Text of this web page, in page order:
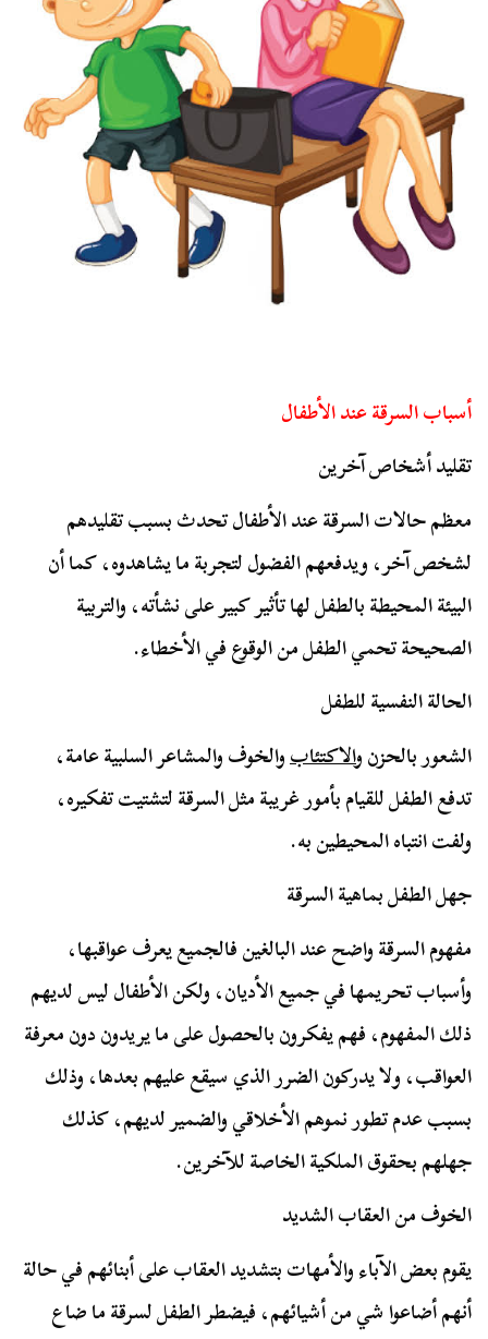
أسباب السرقة عند الأطفال
تقليد أشخاص آخرين
معظم حالات السرقة عند الأطفال تحدث بسبب تقليدهم
لشخص آخر، ويدفعهم الفضول لتجربة ما يشاهدوه، كما أن
البيئة المحيطة بالطفل لها تأثير كبير على نشأته، والتربية
الصحيحة تحمي الطفل من الوقوع في الأخطاء.
الحالة النفسية للطفل
الشعور بالحزنوالاكتئابوالخوف والمشاعر السلبية عامة،
تدفع الطفل للقيام بأمور غريبة مثل السرقة لتشتيت تفكيره،
ولفت انتباه المحيطين به.
جهل الطفل بماهية السرقة
مفهوم السرقة واضح عند البالغين فالجميع يعرف عواقبها،
وأسباب تحريمها في جميع الأديان، ولكن الأطفال ليس لديهم
ذلك المفهوم، فهم يفكرون بالحصول على ما يريدون دون معرفة
العواقب، ولا يدركون الضرر الذي سيقع عليهم بعدها، وذلك
بسبب عدم تطور نموهم الأخلاقي والضمير لديهم، كذلك
جهلهم بحقوق الملكية الخاصة للآخرين.
الخوف من العقاب الشديد
يقوم بعض الآباء والأمهات بتشديد العقاب على أبنائهم في حالة
أنهم أضاعوا شي من أشيائهم، فيضطر الطفل لسرقة ما ضاع